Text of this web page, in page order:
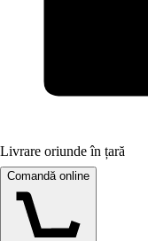
Livrare oriunde în țară
Comandă online